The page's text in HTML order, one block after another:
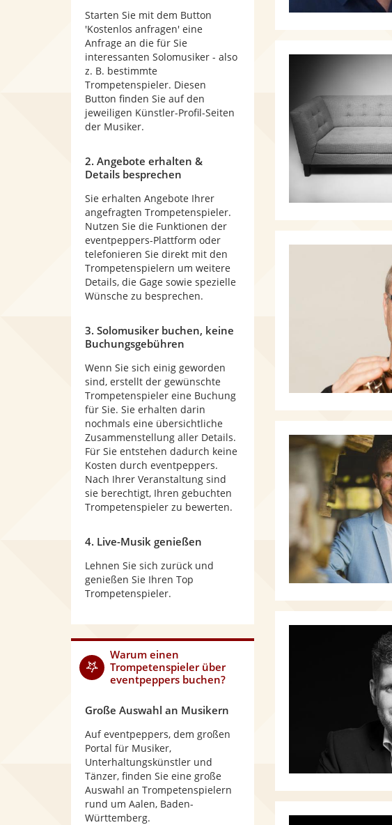
Starten Sie mit dem Button
'Kostenlos anfragen' eine
Anfrage an die für Sie
interessanten Solomusiker - also
z. B. bestimmte
Trompetenspieler. Diesen
Button finden Sie auf den
jeweiligen Künstler-Profil-Seiten
der Musiker.
2. Angebote erhalten &
Details besprechen
Sie erhalten Angebote Ihrer
angefragten Trompetenspieler.
Nutzen Sie die Funktionen der
eventpeppers-Plattform oder
telefonieren Sie direkt mit den
Trompetenspielern um weitere
Details, die Gage sowie spezielle
Wünsche zu besprechen.
3. Solomusiker buchen, keine
Buchungsgebühren
Wenn Sie sich einig geworden
sind, erstellt der gewünschte
Trompetenspieler eine Buchung
für Sie. Sie erhalten darin
nochmals eine übersichtliche
Zusammenstellung aller Details.
Für Sie entstehen dadurch keine
Kosten durch eventpeppers.
Nach Ihrer Veranstaltung sind
sie berechtigt, Ihren gebuchten
Trompetenspieler zu bewerten.
4. Live-Musik genießen
Lehnen Sie sich zurück und
genießen Sie Ihren Top
Trompetenspieler.
Warum einen
Trompetenspielerüber
eventpeppers buchen?
Große Auswahl an Musikern
Auf eventpeppers, dem großen
Portal für Musiker,
Unterhaltungskünstler und
Tänzer, finden Sie eine große
Auswahl an Trompetenspielern
rund um Aalen, Baden-
Württemberg.